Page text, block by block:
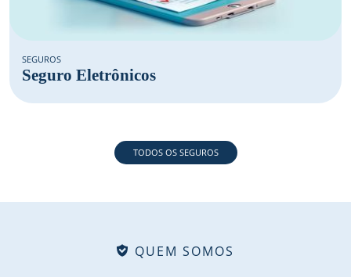
SEGUROS
Seguro Eletrônicos
TODOS OS SEGUROS
QUEM SOMOS